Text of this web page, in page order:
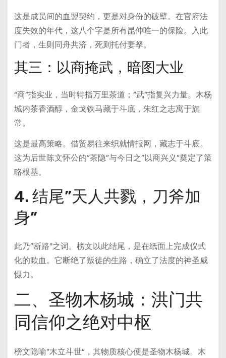
这是成员间的血盟契约，更是对身份的破壁。在官府法
度失效的年代，这八个字是所有昆仲唯一的保险。入此
门者，生则同舟共济，死则托付妻孥。
其三：以商掩武，暗图大业
“商”指实业，当时特指万里茶道；”武”指复兴力量。木杨
城内茶香酒醇，金戈铁马藏于斗底，朱红之志寓于旗
常。
这是最高策略。借贸易往来织就情报网，藏志于斗底。
这为后世陈文怀公的”茶隐”与今日之”以商兴义”奠定了策
略根基。
4. 结尾”天人共戮，刀斧加
身”
此乃”断路”之词。榜文以此结尾，是在纸面上完成仪式
化的歃血。它断绝了叛徒的生路，确立了法度的神圣威
慑力。
二、圣物木杨城：洪门共
同信仰之绝对中枢
榜文隐喻”木立斗世”，其物质核心便是圣物木杨城。木